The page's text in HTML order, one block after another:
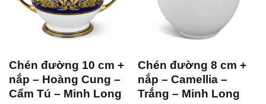
Chén đường 10 cm +
nắp – Hoàng Cung –
Cẩm Tú – Minh Long
Chén đường 8 cm +
nắp – Camellia –
Trắng – Minh Long